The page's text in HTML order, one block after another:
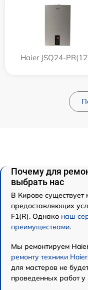
Haier JSQ24-
Почему для
выбрать нас
В Кирове существует
предоставляющих
F1(R). Однако наш
преимуществами.
Мы ремонтируем
ремонту техники Haier
для мастеров не
проведенных работ у